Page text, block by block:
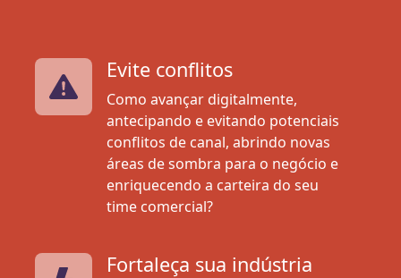
Evite conflitos
Como avançar digitalmente,
antecipando e evitando potenciais
conflitos de canal, abrindo novas
áreas de sombra para o negócio e
enriquecendo a carteira do seu
time comercial?
Fortaleça sua indústria